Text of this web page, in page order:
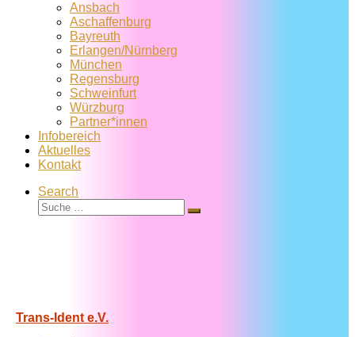
Ansbach
Aschaffenburg
Bayreuth
Erlangen/Nürnberg
München
Regensburg
Schweinfurt
Würzburg
Partner*innen
Infobereich
Aktuelles
Kontakt
Search
Suche
Suche
Trans-Ident e.V.